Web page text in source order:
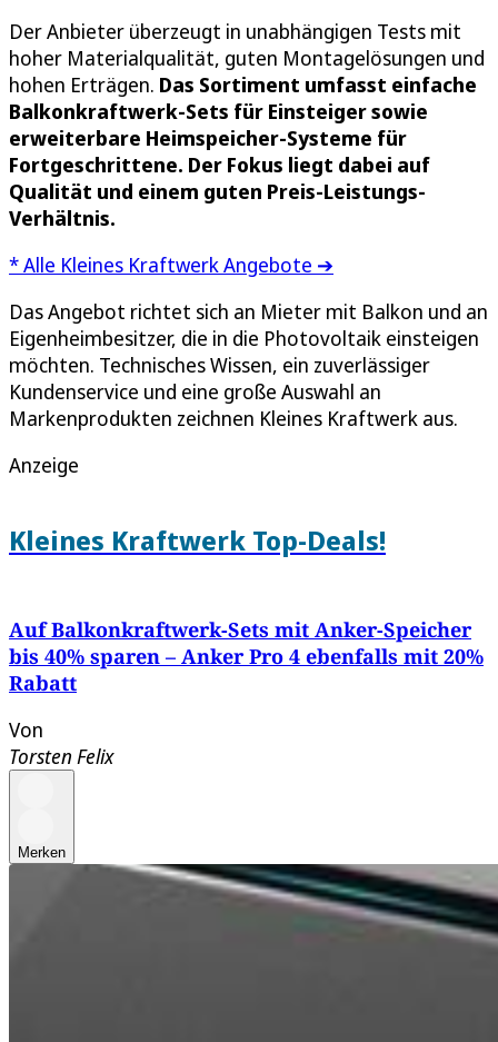
Der Anbieter überzeugt in unabhängigen Tests mit
hoher Materialqualität, guten Montagelösungen und
hohen Erträgen. Das Sortiment umfasst einfache
Balkonkraftwerk-Sets für Einsteiger sowie
erweiterbare Heimspeicher-Systeme für
Fortgeschrittene. Der Fokus liegt dabei auf
Qualität und einem guten Preis-Leistungs-
Verhältnis.
* Alle Kleines Kraftwerk Angebote ➔
Das Angebot richtet sich an Mieter mit Balkon und an
Eigenheimbesitzer, die in die Photovoltaik einsteigen
möchten. Technisches Wissen, ein zuverlässiger
Kundenservice und eine große Auswahl an
Markenprodukten zeichnen Kleines Kraftwerk aus.
Anzeige
Kleines Kraftwerk Top-Deals!
Auf Balkonkraftwerk-Sets mit Anker-Speicher
bis 40% sparen – Anker Pro 4 ebenfalls mit 20%
Rabatt
Von
Torsten Felix
Merken